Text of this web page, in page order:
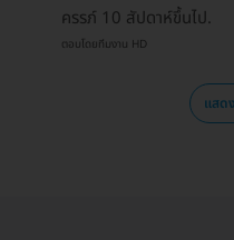
ครรภ์ 10 สัปดาห์ขึ้นไป.
ตอบโดยทีมงาน HD
แสด